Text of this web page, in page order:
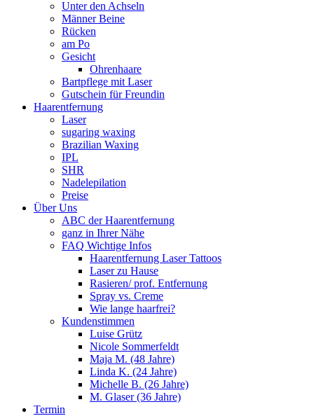
Unter den Achseln
Männer Beine
Rücken
am Po
Gesicht
Ohrenhaare
Bartpflege mit Laser
Gutschein für Freundin
Haarentfernung
Laser
sugaring waxing
Brazilian Waxing
IPL
SHR
Nadelepilation
Preise
Über Uns
ABC der Haarentfernung
ganz in Ihrer Nähe
FAQ Wichtige Infos
Haarentfernung Laser Tattoos
Laser zu Hause
Rasieren/ prof. Entfernung
Spray vs. Creme
Wie lange haarfrei?
Kundenstimmen
Luise Grütz
Nicole Sommerfeldt
Maja M. (48 Jahre)
Linda K. (24 Jahre)
Michelle B. (26 Jahre)
M. Glaser (36 Jahre)
Termin